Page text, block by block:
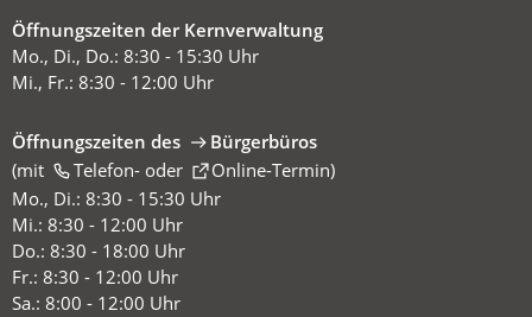
Öffnungszeiten der Kernverwaltung
Mo., Di., Do.: 8:30 - 15:30 Uhr
Mi., Fr.: 8:30 - 12:00 Uhr
Öffnungszeiten des
Bürgerbüros
(mit
Telefon-oder Online-Termin
(Öffnet
in
einem
neuen
Tab)
)
Mo., Di.: 8:30 - 15:30 Uhr
Mi.: 8:30 - 12:00 Uhr
Do.: 8:30 - 18:00 Uhr
Fr.: 8:30 - 12:00 Uhr
Sa.: 8:00 - 12:00 Uhr